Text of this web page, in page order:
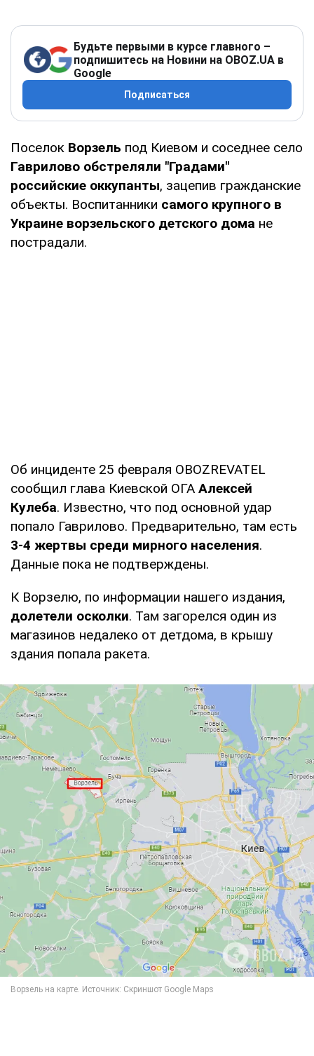
Будьте первыми в курсе главного –
подпишитесь на Новини на OBOZ.UA в
Google
Подписаться
Поселок Ворзель под Киевом и соседнее село
Гаврилово обстреляли "Градами"
российские оккупанты, зацепив гражданские
объекты. Воспитанники самого крупного в
Украине ворзельского детского дома не
пострадали.
Об инциденте 25 февраля OBOZREVATEL
сообщил глава Киевской ОГА Алексей
Кулеба. Известно, что под основной удар
попало Гаврилово. Предварительно, там есть
3-4 жертвы среди мирного населения.
Данные пока не подтверждены.
К Ворзелю, по информации нашего издания,
долетели осколки. Там загорелся один из
магазинов недалеко от детдома, в крышу
здания попала ракета.